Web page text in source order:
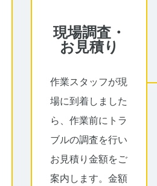
現場調査・
お見積り
作業スタッフが現
場に到着しました
ら、作業前にトラ
ブルの調査を行い
お見積り金額をご
案内します。金額